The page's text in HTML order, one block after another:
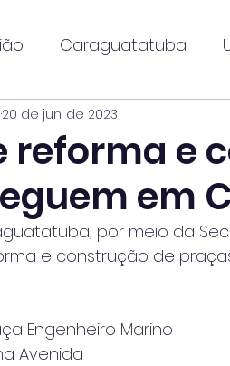
Caraguatatuba
reforma e
em
20 de jun. de 2023
por meio da
e construção de
Engenheiro Marino
Avenida